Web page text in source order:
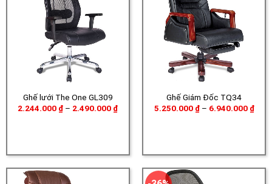
Ghế lưới The One GL309
2.244.000 ₫ – 2.490.000 ₫Khoảng
Ghế Giám Đốc TQ34
5.250.000 ₫ – 6.940.000 ₫
giá: